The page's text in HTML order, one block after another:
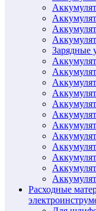
Зарядные
Расходные